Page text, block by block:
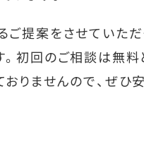
提案をさせていただ
初回のご相談は無
りませんので、ぜひ